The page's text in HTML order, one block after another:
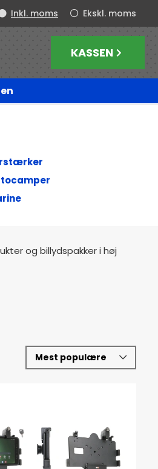
Ekskl. moms
Inkl. moms
KASSEN
og billydspakker i høj